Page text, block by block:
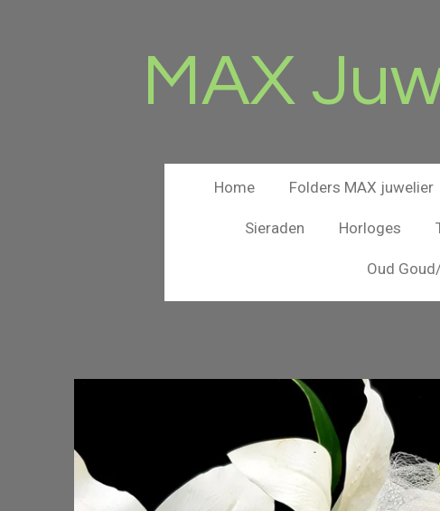
MAX
Home Folders MAX juwelier
Sieraden Horloges
Oud